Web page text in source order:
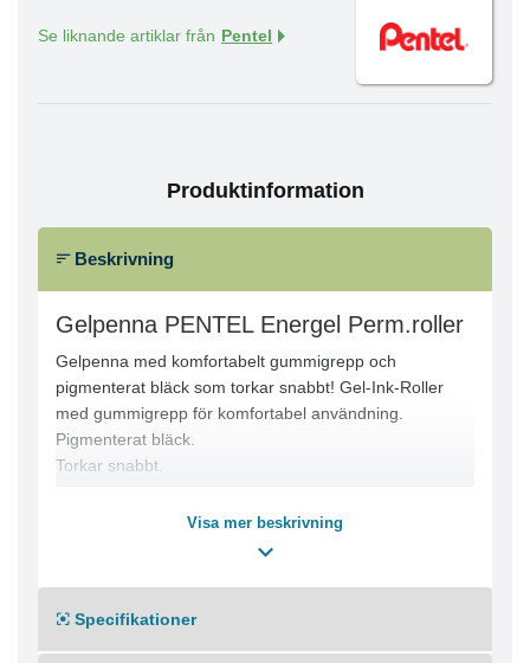
Se liknande artiklar från Pentel
Produktinformation
Beskrivning
Gelpenna PENTEL Energel Perm.roller
Gelpenna med komfortabelt gummigrepp och
pigmenterat bläck som torkar snabbt! Gel-Ink-Roller
med gummigrepp för komfortabel användning.
Pigmenterat bläck.
Torkar snabbt.
Påfyllbar med Pentel-refill, artikelnr: LRP7 Liquid-Gel-
rolleren har producerats av återvunnet material
(Procenttalet är baserat på produktens totala vikt
Visa mer beskrivning
Specifikationer